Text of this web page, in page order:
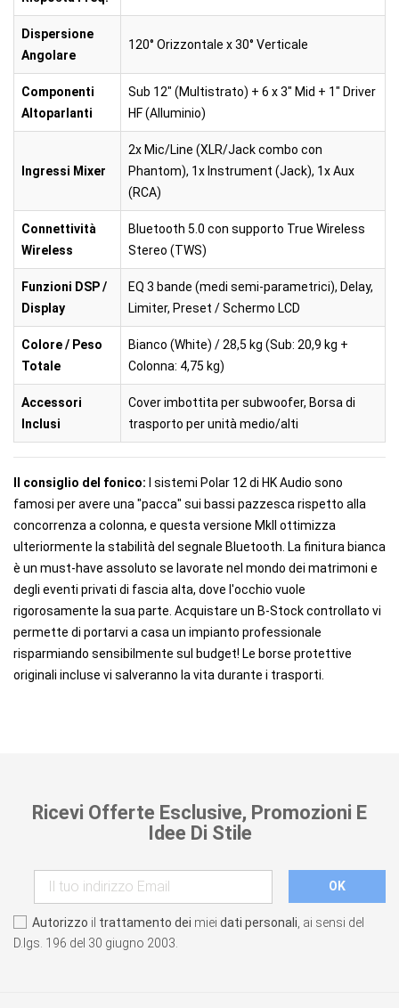
Dispersione
Angolare
120° Orizzontale x 30° Verticale
Componenti
Altoparlanti
Sub 12" (Multistrato) + 6 x 3" Mid + 1" Driver
HF (Alluminio)
Ingressi Mixer
2x Mic/Line (XLR/Jack combo con
Phantom), 1x Instrument (Jack), 1x Aux
(RCA)
Connettività
Wireless
Bluetooth 5.0 con supporto True Wireless
Stereo (TWS)
Funzioni DSP /
Display
EQ 3 bande (medi semi-parametrici), Delay,
Limiter, Preset / Schermo LCD
Colore / Peso
Totale
Bianco (White) / 28,5 kg (Sub: 20,9 kg +
Colonna: 4,75 kg)
Accessori
Inclusi
Cover imbottita per subwoofer, Borsa di
trasporto per unità medio/alti
Il consiglio del fonico: I sistemi Polar 12 di HK Audio sono
famosi per avere una "pacca" sui bassi pazzesca rispetto alla
concorrenza a colonna, e questa versione MkII ottimizza
ulteriormente la stabilità del segnale Bluetooth. La finitura bianca
è un must-have assoluto se lavorate nel mondo dei matrimoni e
degli eventi privati di fascia alta, dove l'occhio vuole
rigorosamente la sua parte. Acquistare un B-Stock controllato vi
permette di portarvi a casa un impianto professionale
risparmiando sensibilmente sul budget! Le borse protettive
originali incluse vi salveranno la vita durante i trasporti.
Ricevi Offerte Esclusive, Promozioni E
Idee Di Stile
Autorizzo il trattamento dei miei dati personali , ai sensi del
D.lgs. 196 del 30 giugno 2003.